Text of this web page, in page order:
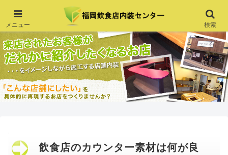
飲食店のカウンター素材は何が良
メニュー 検索